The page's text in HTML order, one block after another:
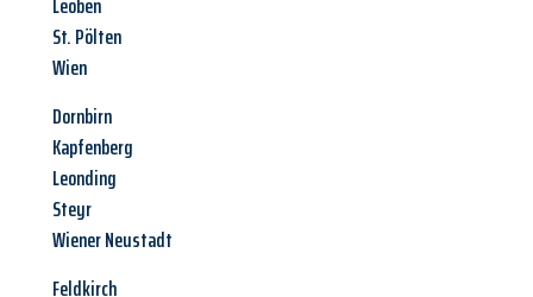
St. Pölten
Wien
Dornbirn
Kapfenberg
Leonding
Steyr
Wiener Neustadt
Feldkirch